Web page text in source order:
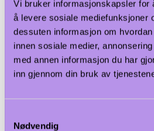
Vi bruker informasjonskapsler for
å levere sosiale mediefunksjoner
dessuten informasjon om
innen sosiale medier,
med annen informasjon du har
inn gjennom din bruk av
Nødvendig